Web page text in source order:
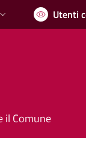
attiva: Utenti
il Comune